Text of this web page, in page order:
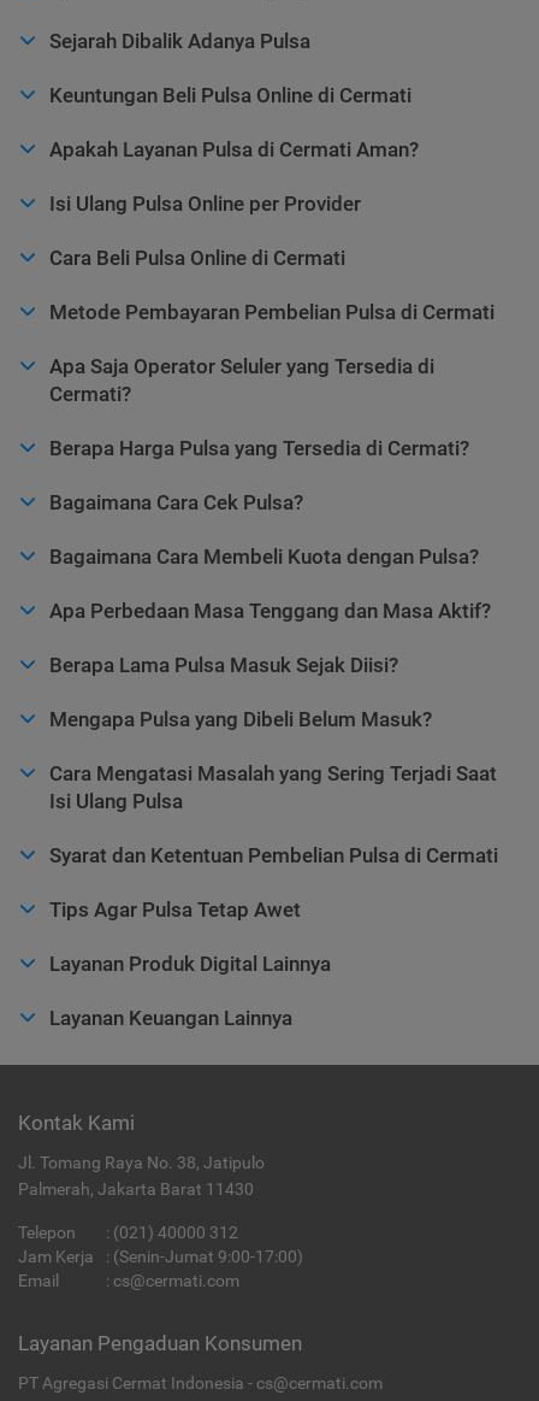
Sejarah Dibalik Adanya Pulsa
Keuntungan Beli Pulsa Online di Cermati
Apakah Layanan Pulsa di Cermati Aman?
Isi Ulang Pulsa Online per Provider
Cara Beli Pulsa Online di Cermati
Metode Pembayaran Pembelian Pulsa di Cermati
Apa Saja Operator Seluler yang Tersedia di
Cermati?
Berapa Harga Pulsa yang Tersedia di Cermati?
Bagaimana Cara Cek Pulsa?
Bagaimana Cara Membeli Kuota dengan Pulsa?
Apa Perbedaan Masa Tenggang dan Masa Aktif?
Berapa Lama Pulsa Masuk Sejak Diisi?
Mengapa Pulsa yang Dibeli Belum Masuk?
Cara Mengatasi Masalah yang Sering Terjadi Saat
Isi Ulang Pulsa
Syarat dan Ketentuan Pembelian Pulsa di Cermati
Tips Agar Pulsa Tetap Awet
Layanan Produk Digital Lainnya
Layanan Keuangan Lainnya
Kontak Kami
Jl. Tomang Raya No. 38, Jatipulo
Palmerah, Jakarta Barat 11430
Telepon : (021) 40000 312
Jam Kerja
: (Senin-Jumat 9:00-17:00)
Email
: cs@cermati.com
Layanan Pengaduan Konsumen
PT Agregasi Cermat Indonesia - cs@cermati.com